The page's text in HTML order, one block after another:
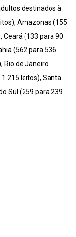
destinados à
Amazonas (155
Ceará (133 para 90
(562 para 536
Rio de Janeiro
leitos), Santa
Sul (259 para 239